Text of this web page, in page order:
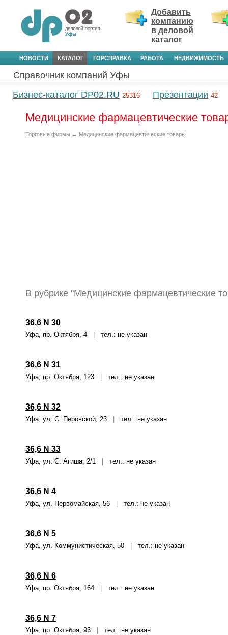
Добавить
компанию
в деловой
каталог
НОВОСТИ КАТАЛОГ ГОРСПРАВКА РАБОТА НЕДВИЖИМОСТЬ
Справочник компаний Уфы
Бизнес-каталог DP02.RU 25316 Презентации 42
Медицинские фармацевтические
Торговые фирмы → Медицинские фармацевтические товары
В рубрике "Медицинские фармацевтические
36,6 N 30
Уфа, пр. Октября, 4 тел.: не указан
36,6 N 31
Уфа, пр. Октября, 123 тел.: не указан
36,6 N 32
Уфа, ул. С. Перовской, 23 тел.: не указан
36,6 N 33
Уфа, ул. С. Агиша, 2/1 тел.: не указан
36,6 N 4
Уфа, ул. Первомайская, 56 тел.: не указан
36,6 N 5
Уфа, ул. Коммунистическая, 50 тел.: не указан
36,6 N 6
Уфа, пр. Октября, 164 тел.: не указан
36,6 N 7
Уфа, пр. Октября, 93 тел.: не указан